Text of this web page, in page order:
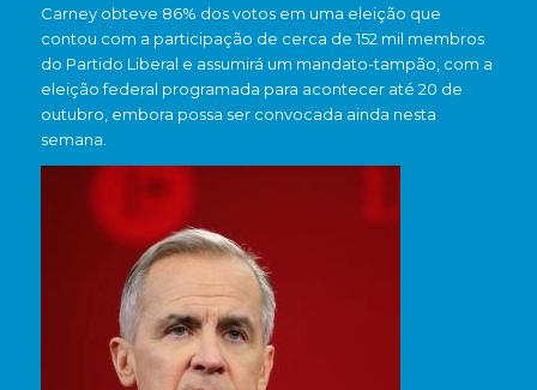
Carney obteve 86% dos votos em uma eleição que
contou com a participação de cerca de 152 mil membros
do Partido Liberal e assumirá um mandato-tampão, com a
eleição federal programada para acontecer até 20 de
outubro, embora possa ser convocada ainda nesta
semana.